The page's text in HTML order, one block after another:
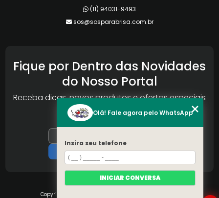
(11) 94031-9493
sos@sosparabrisa.com.br
Fique por Dentro das Novidades
do Nosso Portal
Receba dicas, novos produtos e ofertas especiais
da Reconlog
Copyright © S.O.S Pára-brisa. (Lei 9610 de 19/02/1998)
Olá! Fale agora pelo WhatsApp
Insira seu telefone
INICIAR CONVERSA